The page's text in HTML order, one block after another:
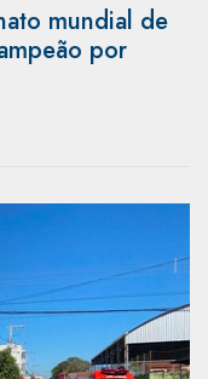
mundial de
por